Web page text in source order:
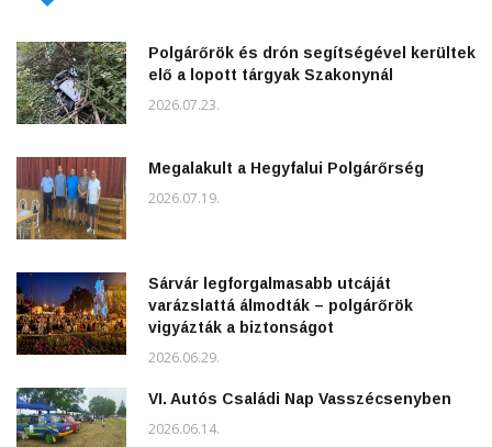
Polgárőrök és drón segítségével kerültek
elő a lopott tárgyak Szakonynál
2026.07.23.
Megalakult a Hegyfalui Polgárőrség
2026.07.19.
Sárvár legforgalmasabb utcáját
varázslattá álmodták – polgárőrök
vigyázták a biztonságot
2026.06.29.
VI. Autós Családi Nap Vasszécsenyben
2026.06.14.